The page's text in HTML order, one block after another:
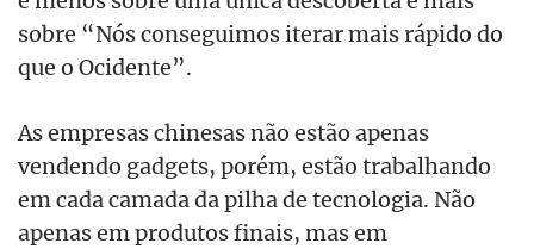
sobre “Nós conseguimos iterar mais rápido do
que o Ocidente”.
As empresas chinesas não estão apenas
vendendo gadgets, porém, estão trabalhando
em cada camada da pilha de tecnologia. Não
apenas em produtos finais, mas em